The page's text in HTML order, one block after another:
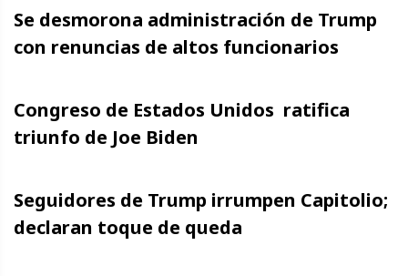
Se desmorona administración de Trump
con renuncias de altos funcionarios
Congreso de Estados Unidos ratifica
triunfo de Joe Biden
Seguidores de Trump irrumpen Capitolio;
declaran toque de queda